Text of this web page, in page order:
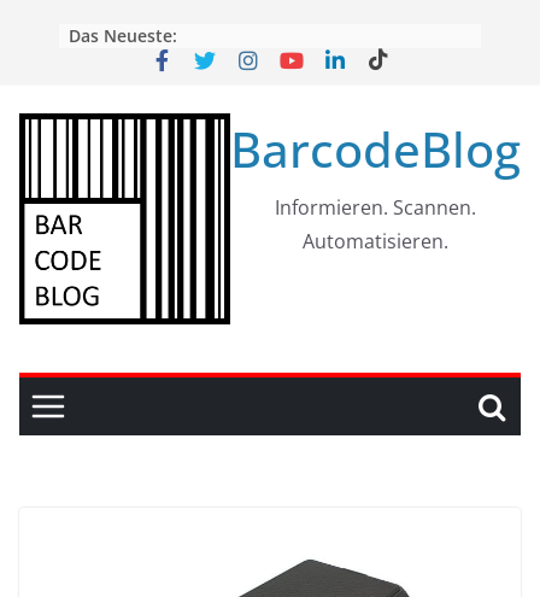
Das Neueste:
BarcodeBlog
Informieren. Scannen.
Automatisieren.